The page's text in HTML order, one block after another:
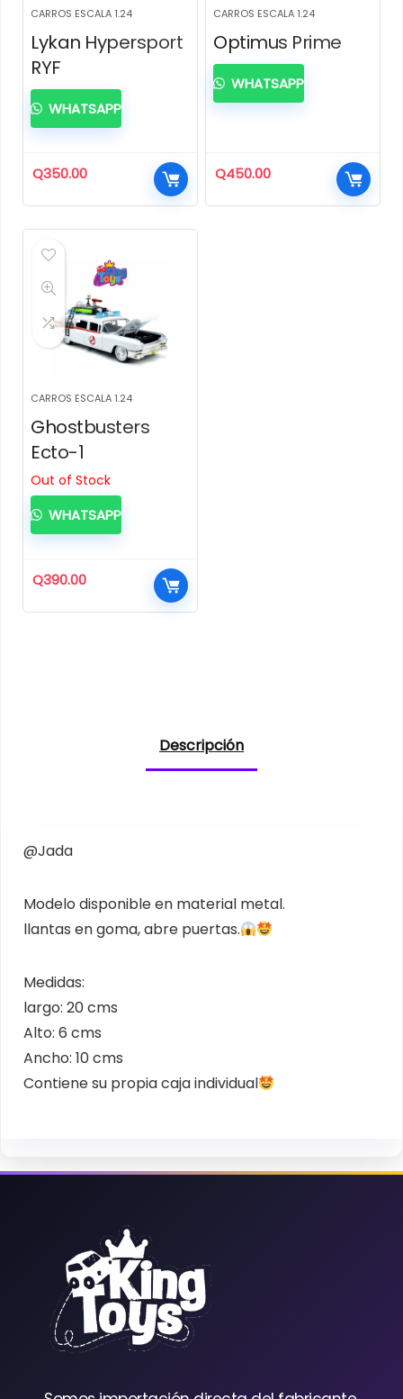
CARROS ESCALA 1.24
Lykan Hypersport
RYF
Q350.00
WHATSAPP
CARROS ESCALA 1.24
Optimus Prime
Q450.00
WHATSAPP
CARROS ESCALA 1.24
Ghostbusters
Ecto-1
Out of Stock
Q390.00
WHATSAPP
Descripción
@Jada
Modelo disponible en material metal.
llantas en goma, abre puertas.
Medidas:
largo: 20 cms
Alto: 6 cms
Ancho: 10 cms
Contiene su propia caja individual